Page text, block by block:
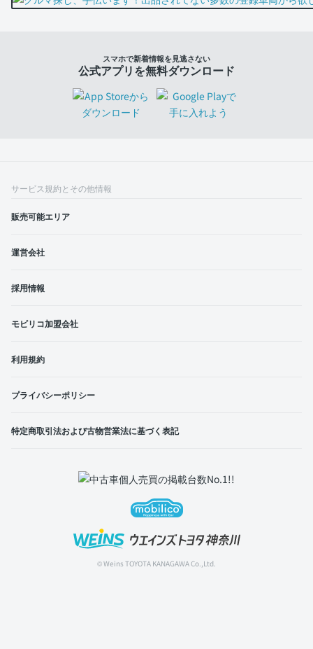
スマホで新着情報を見逃さない
公式アプリを無料ダウンロード
サービス規約とその他情報
販売可能エリア
運営会社
採用情報
モビリコ加盟会社
利用規約
プライバシーポリシー
特定商取引法および古物営業法に基づく表記
© Weins TOYOTA KANAGAWA Co.,Ltd.